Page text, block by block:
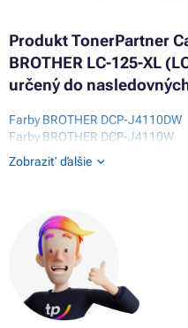
Produkt TonerPartner
BROTHER LC-125-XL
určený do
Farby BROTHER DCP-J4110DW
Farby BROTHER DCP-J4110W
Farby BROTHER MFC-J4310DW
Farby BROTHER MFC-J4410DW
Farby BROTHER MFC-J4710DW
Farby BROTHER MFC-J6520DW
Farby BROTHER MFC-J6720DW
Farby BROTHER MFC-J6920DW
Zobraziť ďalšie